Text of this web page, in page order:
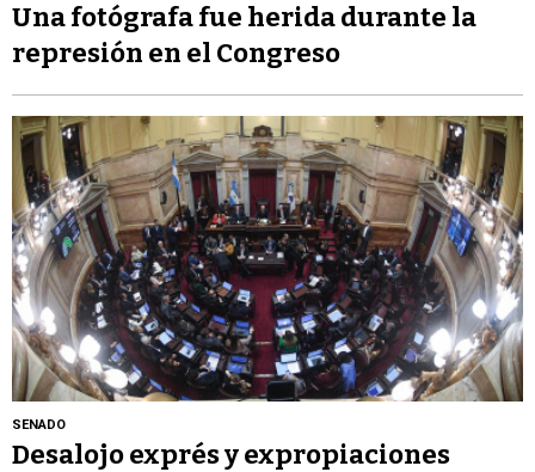
Una fotógrafa fue herida durante la
represión en el Congreso
SENADO
Desalojo exprés y expropiaciones